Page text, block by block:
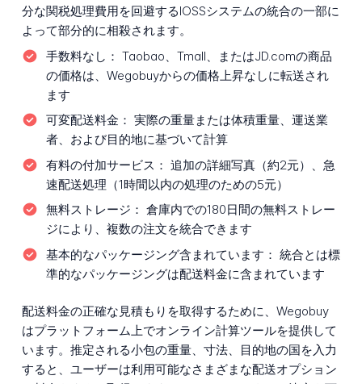
分な関税処理費用を回避するIOSSシステムの統合の一部に
よって部分的に相殺されます。
手数料なし： Taobao、Tmall、またはJD.comの商品
の価格は、Wegobuyからの価格上昇なしに転送され
ます
可変配送料金： 実際の重量または体積重量、運送業
者、および目的地に基づいて計算
有料の付加サービス： 追加の詳細写真（約2元）、急
速配送処理（1時間以内の処理のための5元）
無料ストレージ： 倉庫内での180日間の無料ストレー
ジにより、複数の注文を統合できます
基本的なパッケージング含まれています： 統合とは標
準的なパッケージングは配送料金に含まれています
配送料金の正確な見積もりを取得するために、Wegobuy
はプラットフォーム上でオンライン計算ツールを提供して
います。推定される小包の重量、寸法、目的地の国を入力
すると、ユーザーは利用可能なさまざまな配送オプション